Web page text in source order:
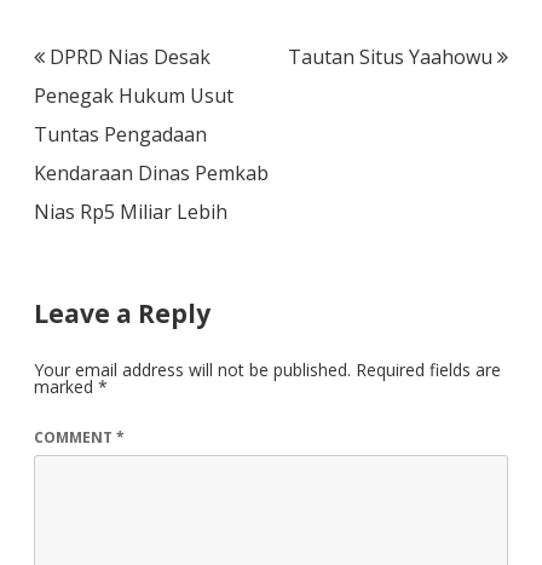
Post
navigation
DPRD Nias Desak
Penegak Hukum Usut
Tuntas Pengadaan
Kendaraan Dinas Pemkab
Nias Rp5 Miliar Lebih
Tautan Situs Yaahowu
Leave a Reply
Your email address will not be published. Required fields are
marked *
COMMENT *